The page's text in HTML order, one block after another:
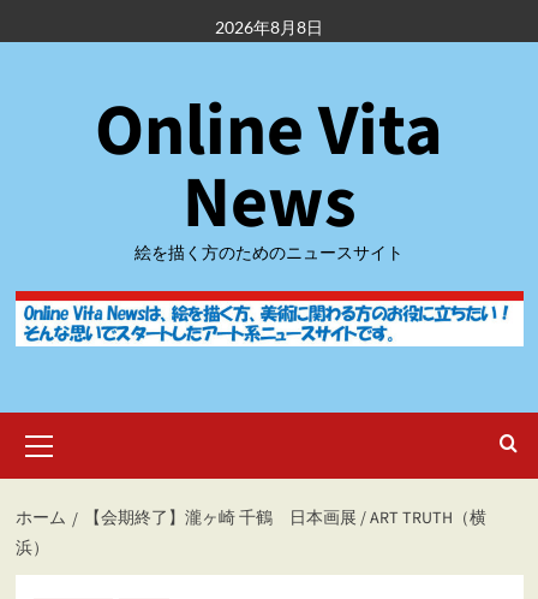
容
2026年8月8日
Online Vita
News
絵を描く方のためのニュースサイト
イ
ン
ニ
ー
ホーム
【会期終了】瀧ヶ崎 千鶴 日本画展 / ART TRUTH（横
浜）